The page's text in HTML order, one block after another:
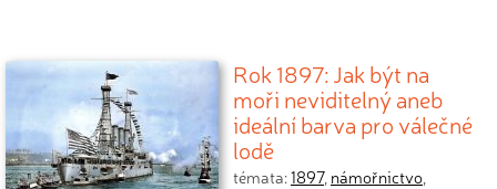
Rok 1897: Jak být na
moři neviditelný aneb
ideální barva pro válečné
lodě
témata:1897, námořnictvo,